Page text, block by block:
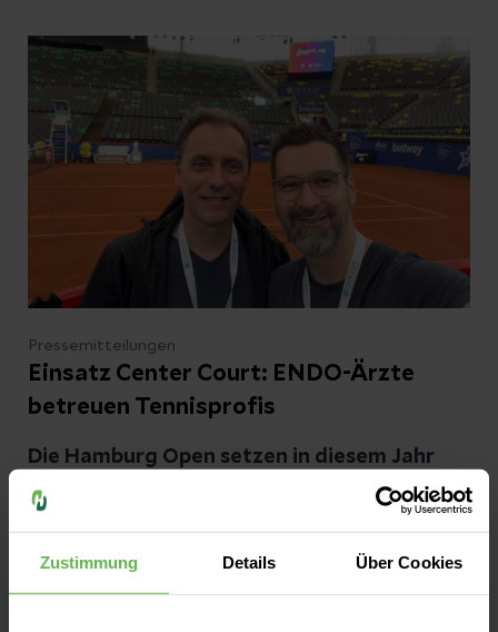
Zustimmung Details Über Cookies
Outcome Measures (PROMs) systematisch in die
Routineversorgung und in ergebnisorientierte
Vergütungsmodelle im Sinne von Value-Based Healthcare
integrieren.
Pressemitteilungen
Einsatz Center Court: ENDO-Ärzte
betreuen Tennisprofis
Die Hamburg Open setzen in diesem Jahr
erneut auf die Helios ENDO-Klinik als
sportmedizinischen Partner. Das Team wird
geleitet von den Hamburger Orthopäden
Jetzt lesen